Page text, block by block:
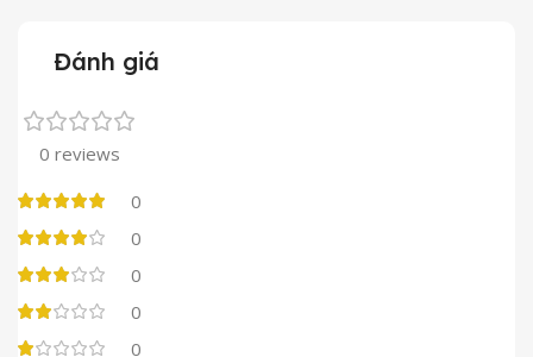
Đánh giá
0 reviews
0
0
0
0
0